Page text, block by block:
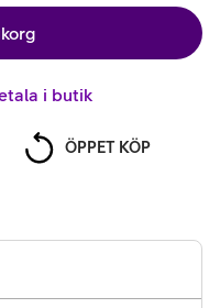
i butik
ÖPPET KÖP